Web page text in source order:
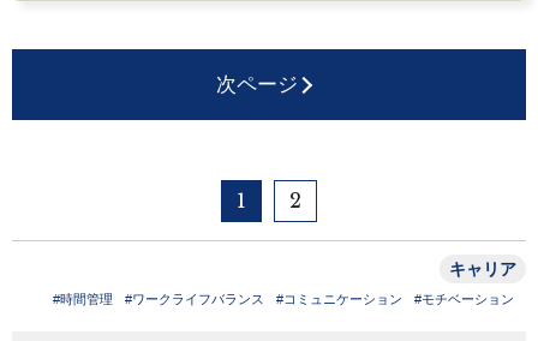
次ページ
1 2
キャリア
#時間管理 #ワークライフバランス #コミュニケーション #モチベーション